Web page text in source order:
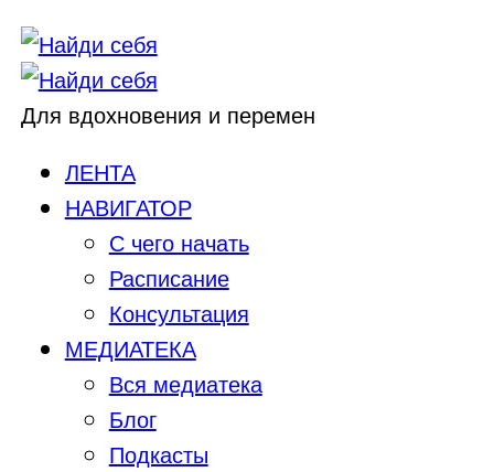
Для вдохновения и перемен
ЛЕНТА
НАВИГАТОР
С чего начать
Расписание
Консультация
МЕДИАТЕКА
Вся медиатека
Блог
Подкасты